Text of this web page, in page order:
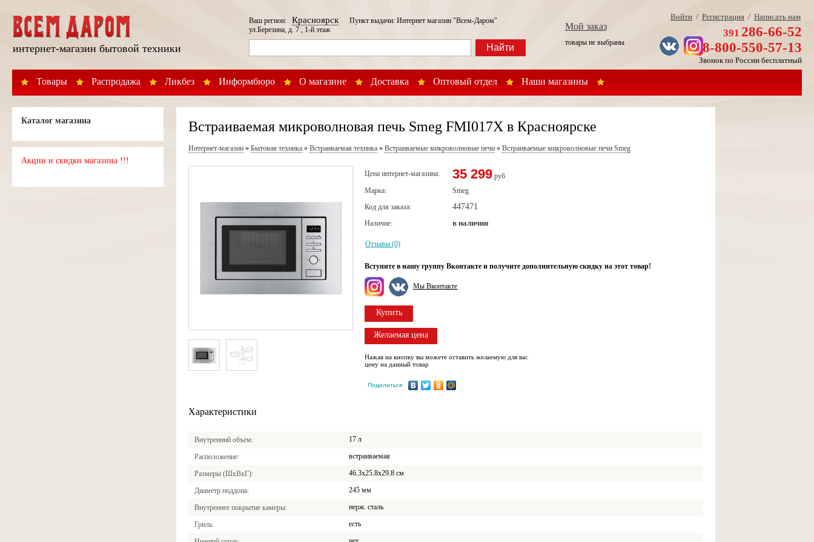
интернет-магазин бытовой техники
Товары Распродажа Ликбез Информбюро О магазине Доставка Оптовый отдел Наши магазины
Ваш регион:КрасноярскПункт выдачи: Интернет магазин "Всем-Даром"
ул.Березина, д. 7 , 1-й этаж
Найти
Мой заказ
товары не выбраны
Войти/ Регистрация/ Написать нам
391 286-66-52
8-800-550-57-13
Звонок по России бесплатный
Каталог магазина
Акции и скидки магазина !!!
Встраиваемая микроволновая печь Smeg FMI017X в Красноярске
Интернет-магазин »Бытовая техника »Встраиваемая техника »Встраиваемые микроволновые печи »Встраиваемые микроволновые печи Smeg
Цена интернет-магазина: 35 299 руб
Марка:
Smeg
Код для заказа:
447471
Наличие: в наличии
Отзывы (0)
Вступите в нашу группу Вконтакте и получите дополнительную скидку на этот товар!
Мы Вконтакте
Купить
Желаемая цена
Нажав на кнопку вы можете оставить желаемую для вас
цену на данный товар
Поделиться
Характеристики
Внутренний объем 17 л
Расположение встраиваемая
Размеры (ШxВxГ) 46.3x25.8x29.8 cм
Диаметр поддона 245 мм
Внутреннее покрытие камеры нерж. сталь
Гриль есть